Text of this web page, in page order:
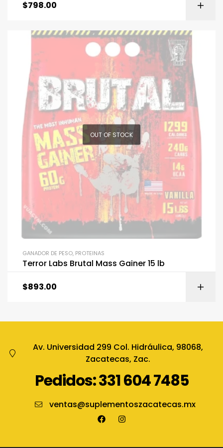
$798.00
OUT OF STOCK
GANADOR DE PESO, PROTEINAS
Terror Labs Brutal Mass Gainer 15 lb
$893.00
Av. Universidad 299 Col. Hidráulica, 98068,
Zacatecas, Zac.
Pedidos: 331 604 7485
ventas@suplementoszacatecas.mx